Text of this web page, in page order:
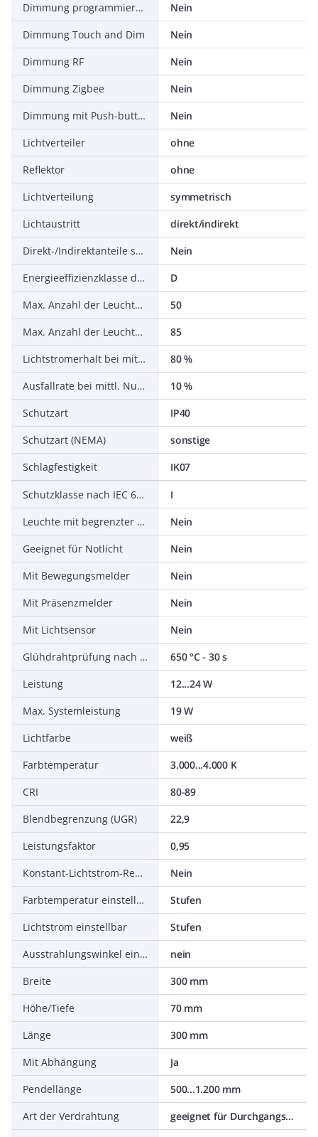
Dimmung programmierbar
Nein
Dimmung Touch and Dim
Nein
Dimmung RF
Nein
Dimmung Zigbee
Nein
Dimmung mit Push-button
Nein
Lichtverteiler
ohne
Reflektor
ohne
Lichtverteilung
symmetrisch
Lichtaustritt
direkt/indirekt
Direkt-/Indirektanteile separat regelbar
Nein
Energieeffizienzklasse der Lichtquelle nach EU-Richtlinie 2019/2015
D
Max. Anzahl der Leuchten pro Leitungsschutzschalter B16
50
Max. Anzahl der Leuchten pro Leitungsschutzschalter C16
85
Lichtstromerhalt bei mittl. Nutzungsdauer 50.000 h bei 25 °C Umgebungstemp.
80 %
Ausfallrate bei mittl. Nutzungsdauer von 50.000 h bei 25 °C Umgebungstemp. (tq)
10 %
Schutzart
IP40
Schutzart (NEMA)
sonstige
Schlagfestigkeit
IK07
Schutzklasse nach IEC 61140
I
Leuchte mit begrenzter Oberflächentemperatur D-Zeichen nach EN 60598-2-24
Nein
Geeignet für Notlicht
Nein
Mit Bewegungsmelder
Nein
Mit Präsenzmelder
Nein
Mit Lichtsensor
Nein
Glühdrahtprüfung nach IEC 60695-2-11
650 °C - 30 s
Leistung
12...24 W
Max. Systemleistung
19 W
Lichtfarbe
weiß
Farbtemperatur
3.000...4.000 K
CRI
80-89
Blendbegrenzung (UGR)
22,9
Leistungsfaktor
0,95
Konstant-Lichtstrom-Regelung
Nein
Farbtemperatur einstellbar
Stufen
Lichtstrom einstellbar
Stufen
Ausstrahlungswinkel einstellbar
nein
Breite
300 mm
Höhe/Tiefe
70 mm
Länge
300 mm
Mit Abhängung
Ja
Pendellänge
500...1.200 mm
Art der Verdrahtung
geeignet für Durchgangsverdrahtung